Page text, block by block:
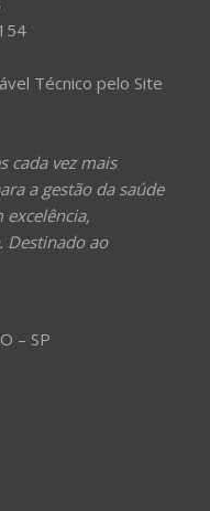
Técnico pelo Site
cada vez mais
a gestão da saúde
excelência,
Destinado ao
– SP